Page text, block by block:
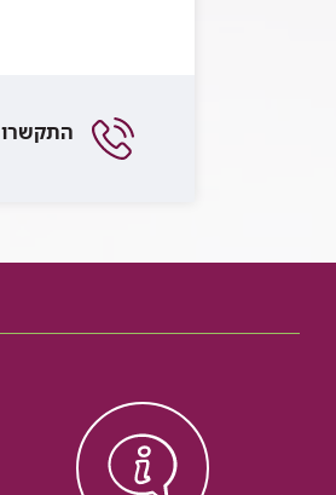
התקשרו